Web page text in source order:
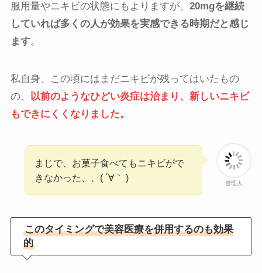
服用量やニキビの状態にもよりますが、 20mgを継続
していれば多くの人が効果を実感できる時期だと感じ
ます。
私自身、この頃にはまだニキビが残ってはいたもの
の、 以前のようなひどい炎症は治まり、新しいニキビ
もできにくくなりました。
管理人
まじで、お菓子食べてもニキビがで
きなかった、、( ´∀｀ )
このタイミングで美容医療を併用するのも効果
的